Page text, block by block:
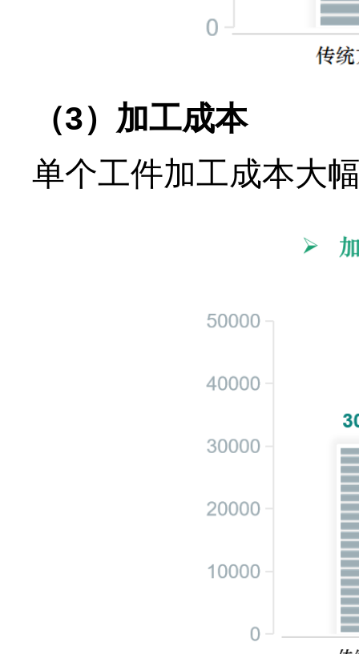
（3）加工成本
单个工件加工成本大